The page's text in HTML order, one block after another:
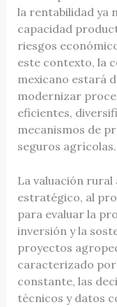
la rentabilidad ya
capacidad
riesgos
este contexto, la
mexicano estará
modernizar
eficientes,
mecanismos de
seguros agrícolas.
La valuación rural
estratégico, al
para evaluar la
inversión y la
proyectos
caracterizado
constante, las
técnicos y datos